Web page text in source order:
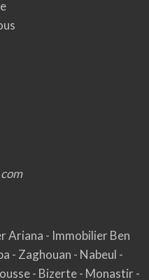
Ariana - Immobilier Ben
- Zaghouan - Nabeul -
- Bizerte- Monastir-